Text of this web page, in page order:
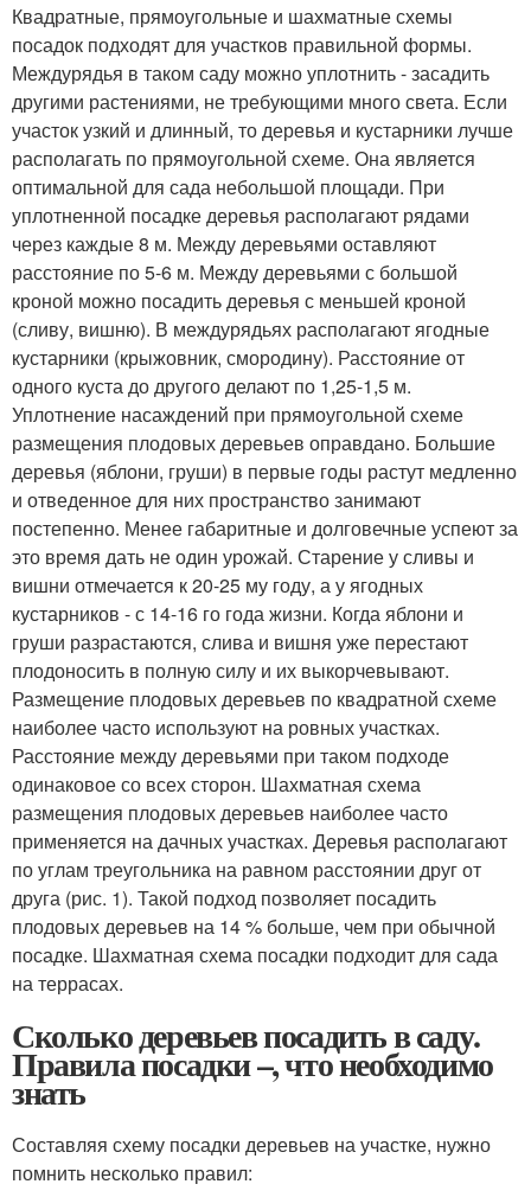
Квадратные, прямоугольные и шахматные схемы
посадок подходят для участков правильной формы.
Междурядья в таком саду можно уплотнить - засадить
другими растениями, не требующими много света. Если
участок узкий и длинный, то деревья и кустарники лучше
располагать по прямоугольной схеме. Она является
оптимальной для сада небольшой площади. При
уплотненной посадке деревья располагают рядами
через каждые 8 м. Между деревьями оставляют
расстояние по 5-6 м. Между деревьями с большой
кроной можно посадить деревья с меньшей кроной
(сливу, вишню). В междурядьях располагают ягодные
кустарники (крыжовник, смородину). Расстояние от
одного куста до другого делают по 1,25-1,5 м.
Уплотнение насаждений при прямоугольной схеме
размещения плодовых деревьев оправдано. Большие
деревья (яблони, груши) в первые годы растут медленно
и отведенное для них пространство занимают
постепенно. Менее габаритные и долговечные успеют за
это время дать не один урожай. Старение у сливы и
вишни отмечается к 20-25 му году, а у ягодных
кустарников - с 14-16 го года жизни. Когда яблони и
груши разрастаются, слива и вишня уже перестают
плодоносить в полную силу и их выкорчевывают.
Размещение плодовых деревьев по квадратной схеме
наиболее часто используют на ровных участках.
Расстояние между деревьями при таком подходе
одинаковое со всех сторон. Шахматная схема
размещения плодовых деревьев наиболее часто
применяется на дачных участках. Деревья располагают
по углам треугольника на равном расстоянии друг от
друга (рис. 1). Такой подход позволяет посадить
плодовых деревьев на 14 % больше, чем при обычной
посадке. Шахматная схема посадки подходит для сада
на террасах.
Сколько деревьев посадить в саду.
Правила посадки –, что необходимо
знать
Составляя схему посадки деревьев на участке, нужно
помнить несколько правил: